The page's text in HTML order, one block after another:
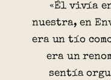
«Él vivía
nuestra, en
era un tío
era un
sentía